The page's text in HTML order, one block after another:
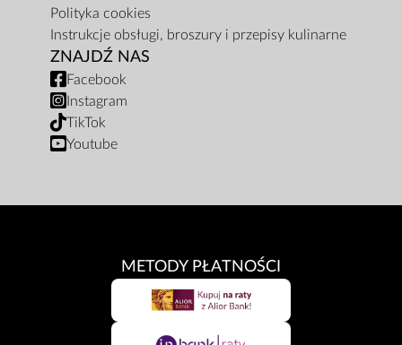
Polityka cookies
Instrukcje obsługi, broszury i przepisy kulinarne
ZNAJDŹ NAS
Facebook
Instagram
TikTok
Youtube
METODY PŁATNOŚCI